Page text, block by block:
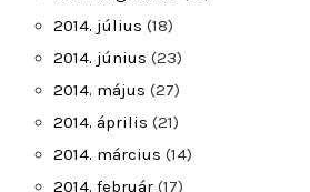
2014. július (18)
2014. június (23)
2014. május (27)
2014. április (21)
2014. március (14)
2014. február (17)